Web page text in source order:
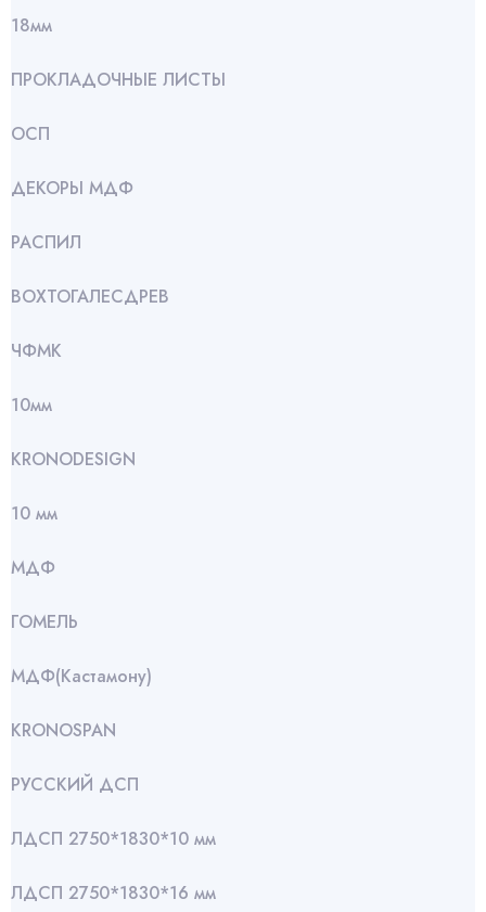
18мм
ПРОКЛАДОЧНЫЕ ЛИСТЫ
ОСП
ДЕКОРЫ МДФ
РАСПИЛ
ВОХТОГАЛЕСДРЕВ
ЧФМК
10мм
KRONODESIGN
10 мм
МДФ
ГОМЕЛЬ
МДФ(Кастамону)
KRONOSPAN
РУССКИЙ ДСП
ЛДСП 2750*1830*10 мм
ЛДСП 2750*1830*16 мм